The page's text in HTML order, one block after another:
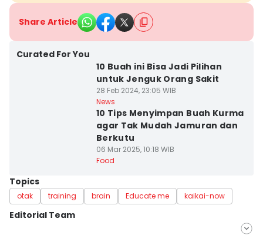
Share Article
Curated For You
10 Buah ini Bisa Jadi Pilihan
untuk Jenguk Orang Sakit
28 Feb 2024, 23:05 WIB
News
10 Tips Menyimpan Buah Kurma
agar Tak Mudah Jamuran dan
Berkutu
06 Mar 2025, 10:18 WIB
Food
Topics
otak training brain Educate me kaikai-now
Editorial Team